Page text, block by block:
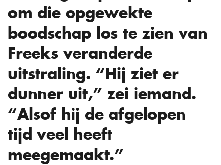
om die opgewekte
boodschap los te zien van
Freeks veranderde
uitstraling. “Hij ziet er
dunner uit,” zei iemand.
“Alsof hij de afgelopen
tijd veel heeft
meegemaakt.”